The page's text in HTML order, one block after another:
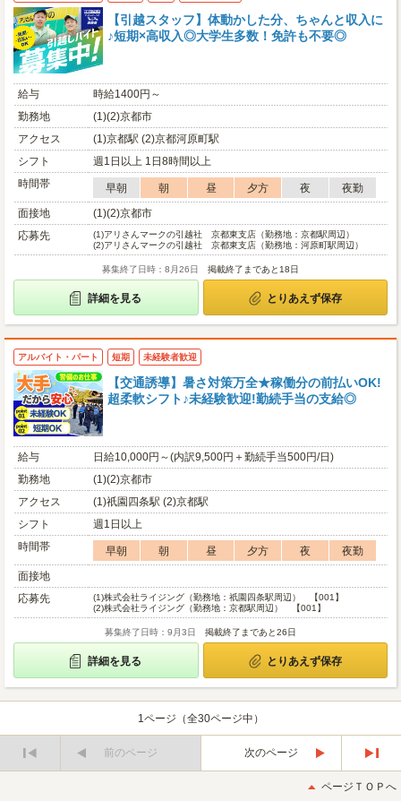
【引越スタッフ】体動かした分、ちゃんと収入に
♪短期×高収入◎大学生多数！免許も不要◎
給与
時給1400円～
勤務地
(1)(2)京都市
アクセス
(1)京都駅 (2)京都河原町駅
シフト
週1日以上 1日8時間以上
時間帯
早朝 朝 昼 夕方 夜
夜勤
面接地
(1)(2)京都市
応募先
(1)アリさんマークの引越社 京都東支店（勤務地：京都駅周辺）
(2)アリさんマークの引越社 京都東支店（勤務地：河原町駅周辺）
募集終了日時：8月26日 掲載終了まであと18日
詳細を見る とりあえず保存
アルバイト・パート 短期 未経験者歓迎
【交通誘導】暑さ対策万全★稼働分の前払いOK!
超柔軟シフト♪未経験歓迎!勤続手当の支給◎
給与
日給10,000円～(内訳9,500円＋勤続手当500円/日)
勤務地
(1)(2)京都市
アクセス
(1)祇園四条駅 (2)京都駅
シフト
週1日以上
時間帯
早朝 朝 昼 夕方 夜
夜勤
面接地
応募先
(1)株式会社ライジング（勤務地：祇園四条駅周辺） 【001】
(2)株式会社ライジング（勤務地：京都駅周辺） 【001】
募集終了日時：9月3日 掲載終了まであと26日
詳細を見る とりあえず保存
1ページ（全30ページ中）
前のページ
次のページ
後
ページＴＯＰへ